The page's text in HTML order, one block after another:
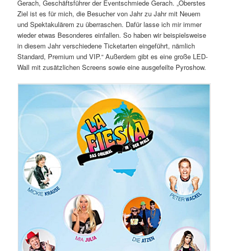
Gerach, Geschäftsführer der Eventschmiede Gerach. „Oberstes
Ziel ist es für mich, die Besucher von Jahr zu Jahr mit Neuem
und Spektakulärem zu überraschen. Dafür lasse ich mir immer
wieder etwas Besonderes einfallen. So haben wir beispielsweise
in diesem Jahr verschiedene Ticketarten eingeführt, nämlich
Standard, Premium und VIP.“ Außerdem gibt es eine große LED-
Wall mit zusätzlichen Screens sowie eine ausgefeilte Pyroshow.